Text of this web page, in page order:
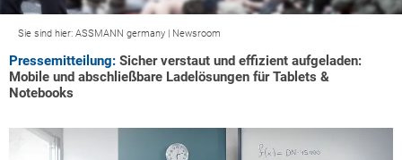
Sie sind hier: ASSMANN germany | Newsroom
Pressemitteilung: Sicher verstaut und effizient aufgeladen:
Mobile und abschließbare Ladelösungen für Tablets &
Notebooks